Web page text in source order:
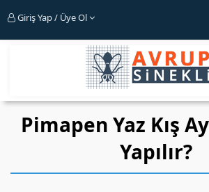
Giriş Yap / Üye Ol
Pimapen Yaz Kış
Yapılır?